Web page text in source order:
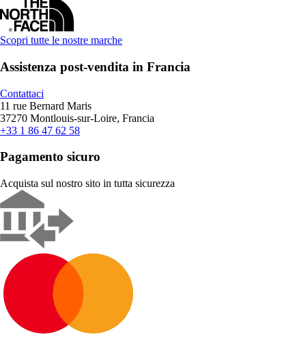
Scopri tutte le nostre marche
Assistenza post-vendita in Francia
Contattaci
11 rue Bernard Maris
37270 Montlouis-sur-Loire, Francia
+33 1 86 47 62 58
Pagamento sicuro
Acquista sul nostro sito in tutta sicurezza